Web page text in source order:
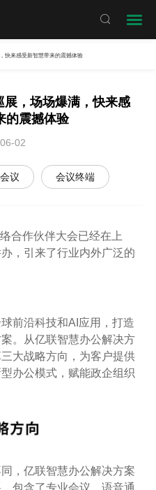

快来感受新智慧带来的震撼体验
，场场爆满，快来感
的震撼体验
02
议 会议终端
合作伙伴大会已经在上
，引来了行业内外广泛的
前沿科技和AI应用，打造
。从亿联智慧办公解决方
大战略方向，为客户提供
办公模式，赋能政企组织
，亿联智慧办公解决方案